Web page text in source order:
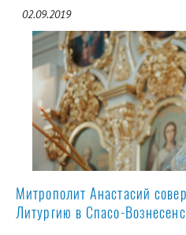
02.09.2019
Митрополит Анастасий
Литургию в Спасо-